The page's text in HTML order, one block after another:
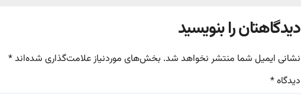
دیدگاهتان را بنویسید
نشانی ایمیل شما منتشر نخواهد شد. بخش‌های موردنیاز علامت‌گذاری شده‌اند*
دیدگاه*